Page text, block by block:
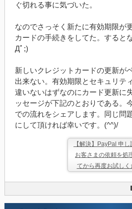
ぐ切れる事に気づいた。
なのでさっそく新たに有効期限が
カードの手続きをしてた。すると
Дﾟ;)
新しいクレジットカードの更新が
出来ない。有効期限とセキュリテ
違いないはずなのにカード更新に
ッセージが下記のとおりである。
での流れをシェアします。同じ問
にして頂ければ幸いです。(^^)/
【解決】PayPal 申
お客さまの依頼を処
てから再度お試し